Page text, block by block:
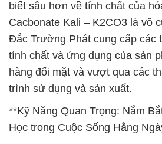
biết sâu hơn về tính chất của
Cacbonate Kali – K2CO3 là vô
Đắc Trường Phát cung cấp các
tính chất và ứng dụng của sản
hàng đối mặt và vượt qua các
trình sử dụng và sản xuất.
**Kỹ Năng Quan Trọng: Nắm
Học trong Cuộc Sống Hằng